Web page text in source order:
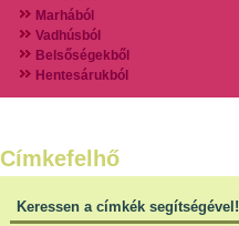
Marhából
Vadhúsból
Belsőségekből
Hentesárukból
Vadszárnyasokból
Halak
Hidegvérűek
Klasszikus főzelékek
Címkefelhő
Keressen a címkék segítségével!